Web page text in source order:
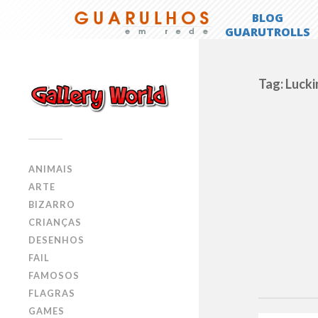
ANIMAIS
ARTE
BIZARRO
CRIANÇAS
DESENHOS
FAIL
FAMOSOS
FLAGRAS
GAMES
Tag: